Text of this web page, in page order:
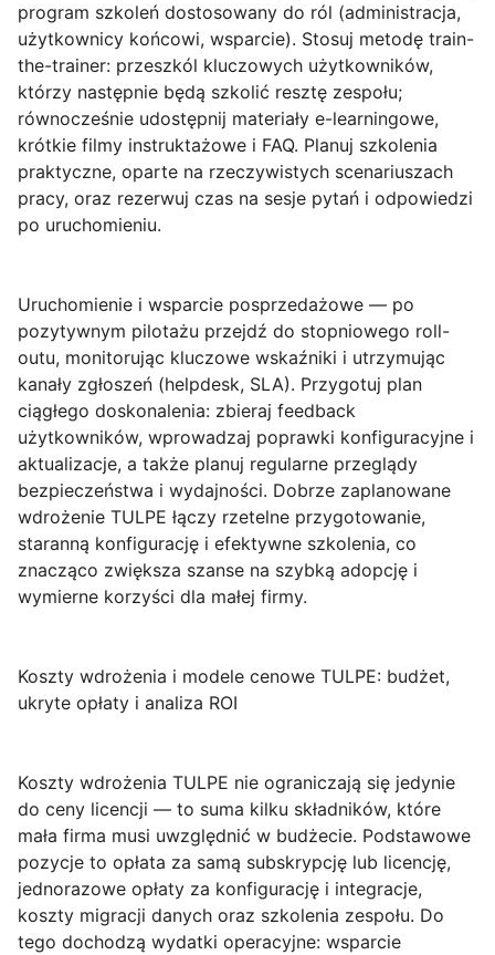
program szkoleń dostosowany do ról (administracja,
użytkownicy końcowi, wsparcie). Stosuj metodę train-
the-trainer: przeszkól kluczowych użytkowników,
którzy następnie będą szkolić resztę zespołu;
równocześnie udostępnij materiały e-learningowe,
krótkie filmy instruktażowe i FAQ. Planuj szkolenia
praktyczne, oparte na rzeczywistych scenariuszach
pracy, oraz rezerwuj czas na sesje pytań i odpowiedzi
po uruchomieniu.
Uruchomienie i wsparcie posprzedażowe — po
pozytywnym pilotażu przejdź do stopniowego roll-
outu, monitorując kluczowe wskaźniki i utrzymując
kanały zgłoszeń (helpdesk, SLA). Przygotuj plan
ciągłego doskonalenia: zbieraj feedback
użytkowników, wprowadzaj poprawki konfiguracyjne i
aktualizacje, a także planuj regularne przeglądy
bezpieczeństwa i wydajności. Dobrze zaplanowane
wdrożenie TULPE łączy rzetelne przygotowanie,
staranną konfigurację i efektywne szkolenia, co
znacząco zwiększa szanse na szybką adopcję i
wymierne korzyści dla małej firmy.
Koszty wdrożenia i modele cenowe TULPE: budżet,
ukryte opłaty i analiza ROI
Koszty wdrożenia TULPE nie ograniczają się jedynie
do ceny licencji — to suma kilku składników, które
mała firma musi uwzględnić w budżecie. Podstawowe
pozycje to opłata za samą subskrypcję lub licencję,
jednorazowe opłaty za konfigurację i integracje,
koszty migracji danych oraz szkolenia zespołu. Do
tego dochodzą wydatki operacyjne: wsparcie